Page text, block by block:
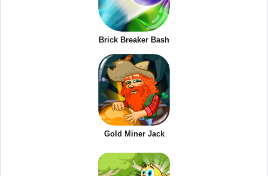
Brick Breaker Bash
Gold Miner Jack